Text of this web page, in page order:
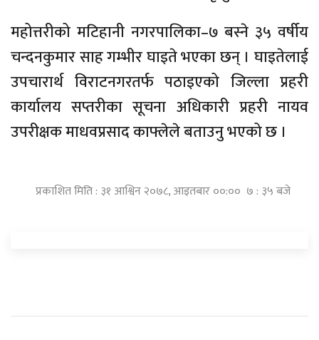
महोत्तरीको मटिहानी नगरपालिका–७ बस्ने ३५ वर्षीय
चन्दनकुमार साह गम्भीर घाइते भएका छन् । घाइतेलाई
उपचारार्थ विराटनगरतर्फ पठाइएको जिल्ला प्रहरी
कार्यालय सप्तरीका सूचना अधिकारी प्रहरी नायव
उपरीक्षक माधवप्रसाद काफ्लेले बताउनु भएको छ ।
प्रकाशित मिति : ३१ आश्विन २०७८, आइतबार ००:०० ७ : ३५ बजे